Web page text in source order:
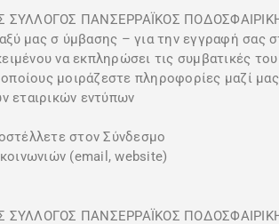
ΠΑΝΣΕΡΡΑΪΚΟΣ ΠΟΔΟΣΦΑΙΡΙΚΗ
μας σ ύμβασης – για την εγγραφή
να εκπληρώσει τις συμβατικές
μοιράζεστε πληροφορίες μαζί
εταιρικών εντύπων
στον Σύνδεσμο
(email, website)
ΠΑΝΣΕΡΡΑΪΚΟΣ ΠΟΔΟΣΦΑΙΡΙΚΗ